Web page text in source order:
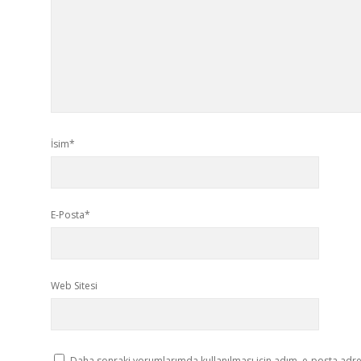
İsim*
E-Posta*
Web Sitesi